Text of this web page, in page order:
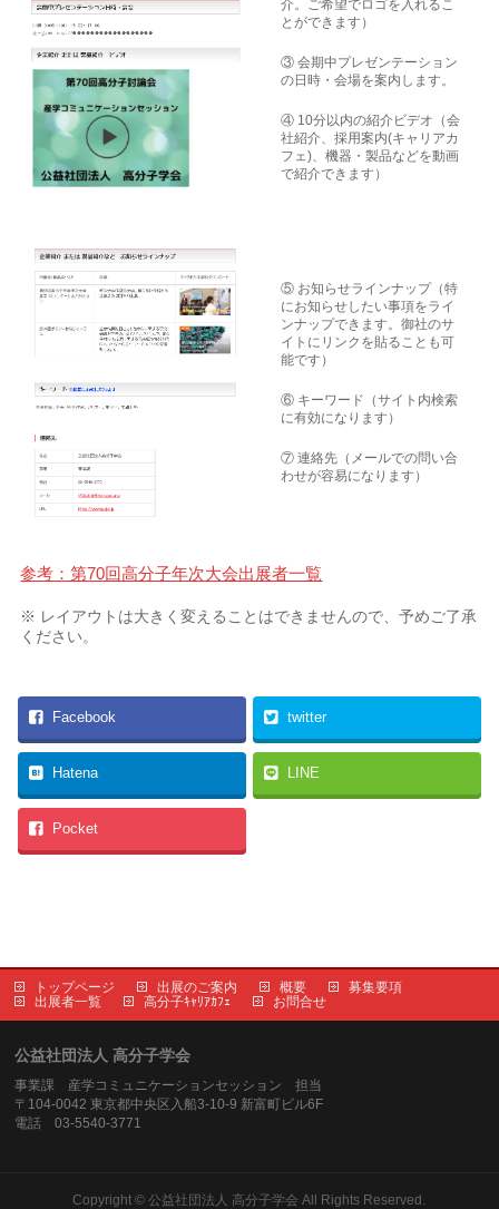
介。ご希望でロゴを入れるこ
とができます）
③ 会期中プレゼンテーション
の日時・会場を案内します。
④ 10分以内の紹介ビデオ（会
社紹介、採用案内(キャリアカ
フェ)、機器・製品などを動画
で紹介できます）
⑤ お知らせラインナップ（特
にお知らせしたい事項をライ
ンナップできます。御社のサ
イトにリンクを貼ることも可
能です）
⑥ キーワード（サイト内検索
に有効になります）
⑦ 連絡先（メールでの問い合
わせが容易になります）
参考：第70回高分子年次大会出展者一覧
※ レイアウトは大きく変えることはできませんので、予めご了承
ください。
Facebook twitter
Hatena LINE
Pocket
トップページ 出展のご案内 概要
募集要項
出展者一覧
高分子ｷｬﾘｱｶﾌｪ お問合せ
公益社団法人 高分子学会
事業課 産学コミュニケーションセッション 担当
〒104-0042 東京都中央区入船3-10-9 新富町ビル6F
電話 03-5540-3771
Copyright ©公益社団法人 高分子学会 All Rights Reserved.